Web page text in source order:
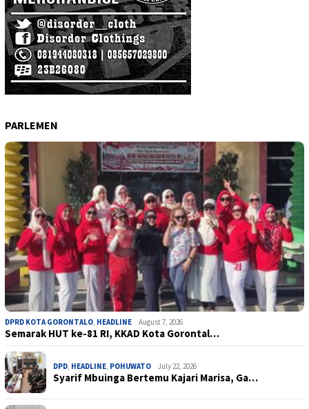
PARLEMEN
DPRD KOTA GORONTALO HEADLINE August 7, 2026
Semarak HUT ke-81 RI, KKAD Kota Gorontal…
DPD HEADLINE POHUWATO July 22, 2026
Syarif Mbuinga Bertemu Kajari Marisa, Ga…